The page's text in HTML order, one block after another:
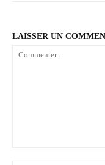
LAISSER UN